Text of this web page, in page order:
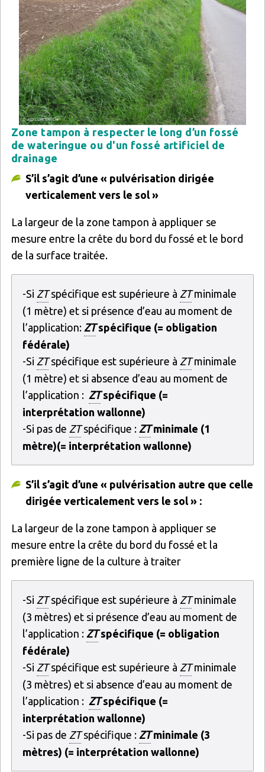
Zone tampon à respecter le long d’un fossé
de wateringue ou d'un fossé artificiel de
drainage
S’il s’agit d’une « pulvérisation dirigée
verticalement vers le sol »
La largeur de la zone tampon à appliquer se
mesure entre la crête du bord du fossé et le bord
de la surface traitée.
-Si ZTspécifique est supérieure à ZTminimale
(1 mètre) et si présence d’eau au moment de
l’application: ZTspécifique (= obligation
fédérale)
-Si ZTspécifique est supérieure à ZTminimale
(1 mètre) et si absence d’eau au moment de
l’application : ZTspécifique (=
interprétation wallonne)
-Si pas de ZTspécifique : ZTminimale (1
mètre)(= interprétation wallonne)
S’il s’agit d’une « pulvérisation autre que celle
dirigée verticalement vers le sol » :
La largeur de la zone tampon à appliquer se
mesure entre la crête du bord du fossé et la
première ligne de la culture à traiter
-Si ZTspécifique est supérieure à ZTminimale
(3 mètres) et si présence d’eau au moment de
l’application : ZTspécifique (= obligation
fédérale)
-Si ZTspécifique est supérieure à ZTminimale
(3 mètres) et si absence d’eau au moment de
l’application : ZTspécifique (=
interprétation wallonne)
-Si pas de ZTspécifique : ZTminimale (3
mètres) (= interprétation wallonne)